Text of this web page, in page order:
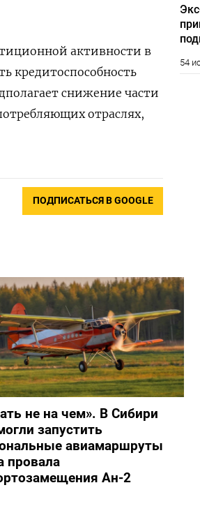
активности в
кредитоспособность
снижение части
отраслях,
ПОДПИСАТЬСЯ В GOOGLE
не на чем». В Сибири
запустить
авиамаршруты
провала
Ан-2